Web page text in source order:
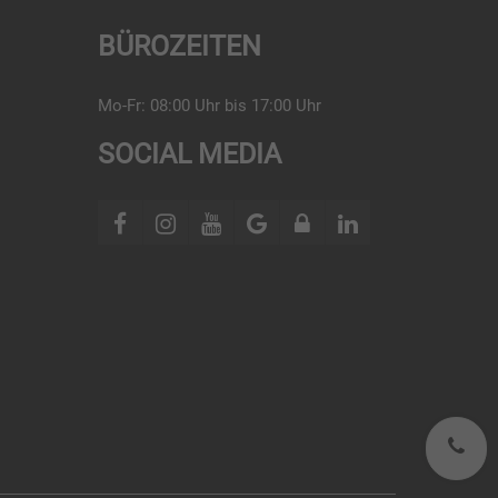
BÜROZEITEN
Mo-Fr: 08:00 Uhr bis 17:00 Uhr
SOCIAL MEDIA